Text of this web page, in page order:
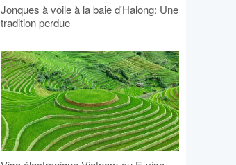
Jonques à voile à la baie d'Halong: Une
tradition perdue